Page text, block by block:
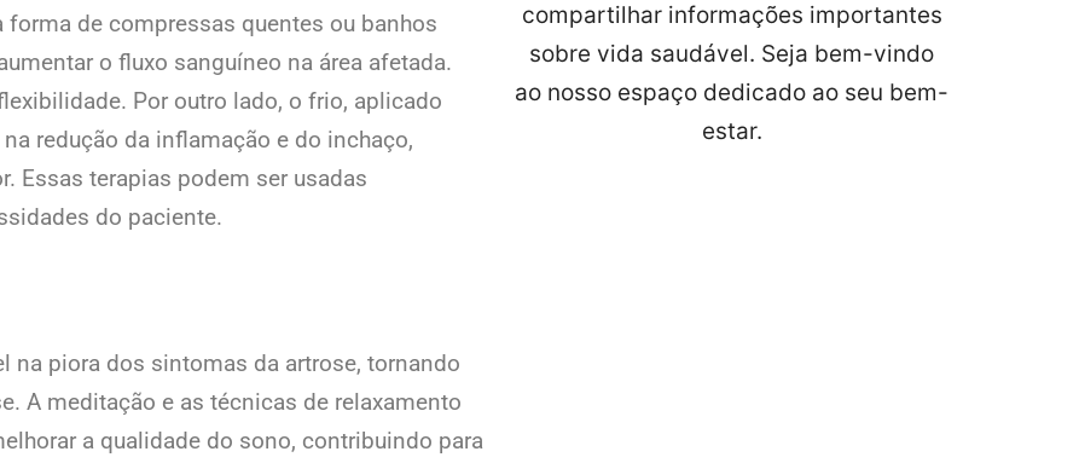
de compressas quentes ou banhos
o fluxo sanguíneo na área afetada.
Por outro lado, o frio, aplicado
redução da inflamação e do inchaço,
Essas terapias podem ser usadas
do paciente.
na piora dos sintomas da artrose, tornando
A meditação e as técnicas de relaxamento
a qualidade do sono, contribuindo para
compartilhar informações importantes
sobre vida saudável. Seja bem-vindo
ao nosso espaço dedicado ao seu bem-
estar.